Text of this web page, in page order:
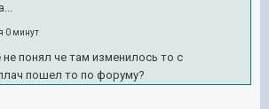
0 минут
понял че там изменилось то с
пошел то по форуму?